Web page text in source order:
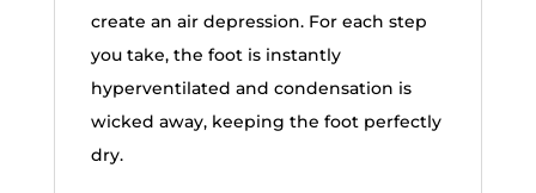
create an air depression. For each step
you take, the foot is instantly
hyperventilated and condensation is
wicked away, keeping the foot perfectly
dry.